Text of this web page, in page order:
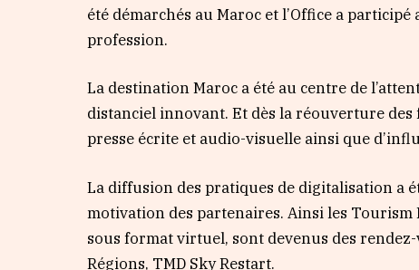
été démarchés au Maroc et l’Office a
profession.
La destination Maroc a été au centre de
distanciel innovant. Et dès la réouverture
presse écrite et audio-visuelle ainsi que
La diffusion des pratiques de digitalisation a
motivation des partenaires. Ainsi les
sous format virtuel, sont devenus des
Régions, TMD Sky Restart.